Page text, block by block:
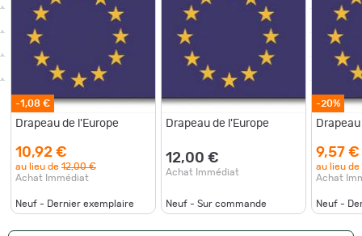
-1,08 €
Drapeau de l'Europe
10,92 €
au lieu de 12,00 €
Achat Immédiat
Neuf - Dernier exemplaire
Drapeau de l'Europe
12,00 €
Achat Immédiat
Neuf - Sur commande
-20%
9,57 €
au lieu de
Achat
Neuf -